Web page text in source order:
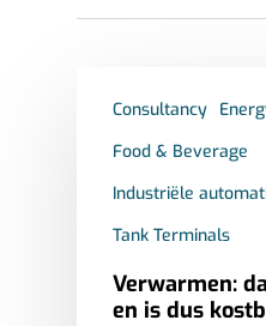
Consultancy
Food & Beverage
Industriële
Tank Terminals
Verwarmen:
en is dus